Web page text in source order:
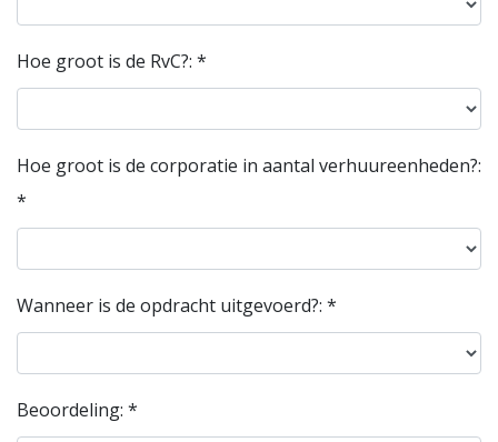
Hoe groot is de RvC?: *
Hoe groot is de corporatie in aantal verhuureenheden?:
*
Wanneer is de opdracht uitgevoerd?: *
Beoordeling: *